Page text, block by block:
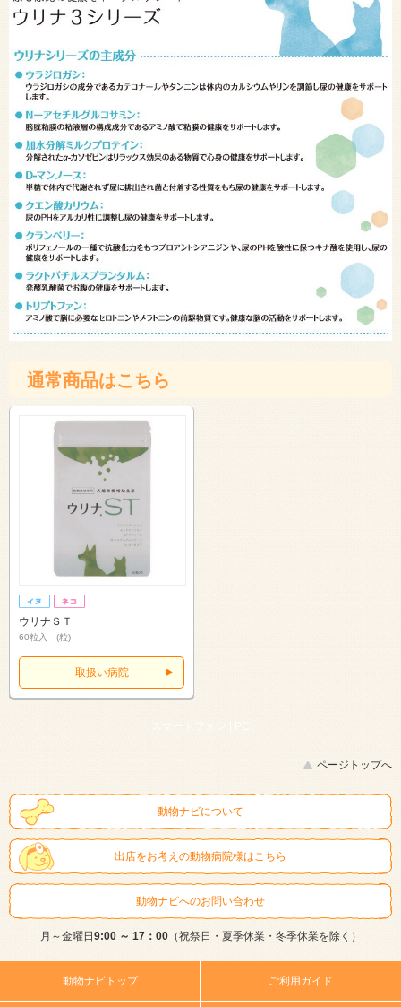
通常商品はこちら
ウリナＳＴ
60粒入 (粒)
取扱い病院
スマートフォン | PC
ページトップへ
動物ナビについて
出店をお考えの動物病院様はこちら
動物ナビへのお問い合わせ
月～金曜日 9:00 ～ 17：00（祝祭日・夏季休業・冬季休業を除く）
動物ナビトップ ご利用ガイド